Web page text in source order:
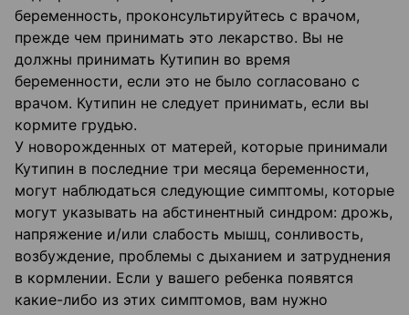
беременность, проконсультируйтесь с врачом,
прежде чем принимать это лекарство. Вы не
должны принимать Кутипин во время
беременности, если это не было согласовано с
врачом. Кутипин не следует принимать, если вы
кормите грудью.
У новорожденных от матерей, которые принимали
Кутипин в последние три месяца беременности,
могут наблюдаться следующие симптомы, которые
могут указывать на абстинентный синдром: дрожь,
напряжение и/или слабость мышц, сонливость,
возбуждение, проблемы с дыханием и затруднения
в кормлении. Если у вашего ребенка появятся
какие-либо из этих симптомов, вам нужно